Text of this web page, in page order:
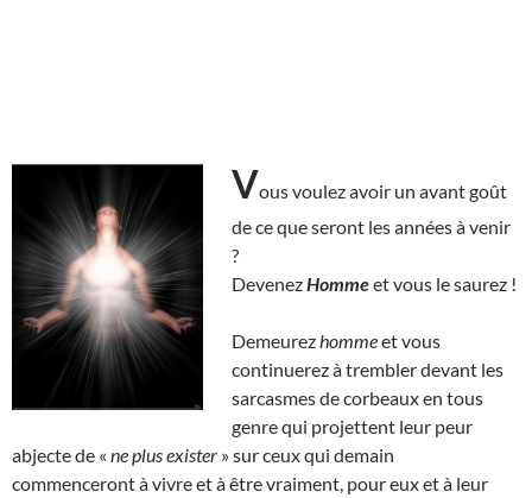
Vous voulez avoir un avant goût
de ce que seront les années à venir
?
DevenezHommeet vous le saurez !
Demeurez hommeet vous
continuerez à trembler devant les
sarcasmes de corbeaux en tous
genre qui projettent leur peur
abjecte de « ne plus exister » sur ceux qui demain
commenceront à vivre et à être vraiment, pour eux et à leur